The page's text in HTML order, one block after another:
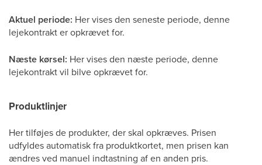
Aktuel periode: Her vises den seneste periode, denne
lejekontrakt er opkrævet for.
Næste kørsel: Her vises den næste periode, denne
lejekontrakt vil bilve opkrævet for.
Produktlinjer
Her tilføjes de produkter, der skal opkræves. Prisen
udfyldes automatisk fra produktkortet, men prisen kan
ændres ved manuel indtastning af en anden pris.